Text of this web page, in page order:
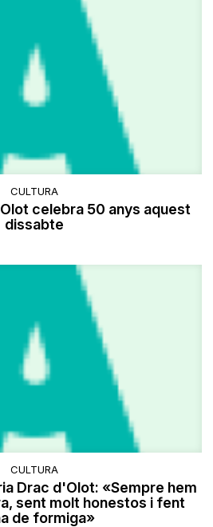
CULTURA
celebra 50 anys aquest
dissabte
CULTURA
Drac d'Olot: «Sempre hem
sent molt honestos i fent
de formiga»